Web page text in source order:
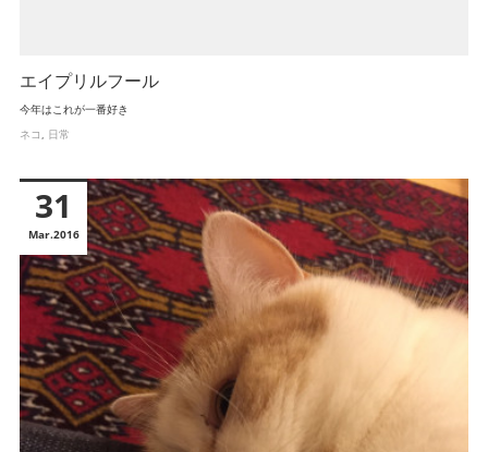
エイプリルフール
今年はこれが一番好き
ネコ 日常
31
Mar 2016